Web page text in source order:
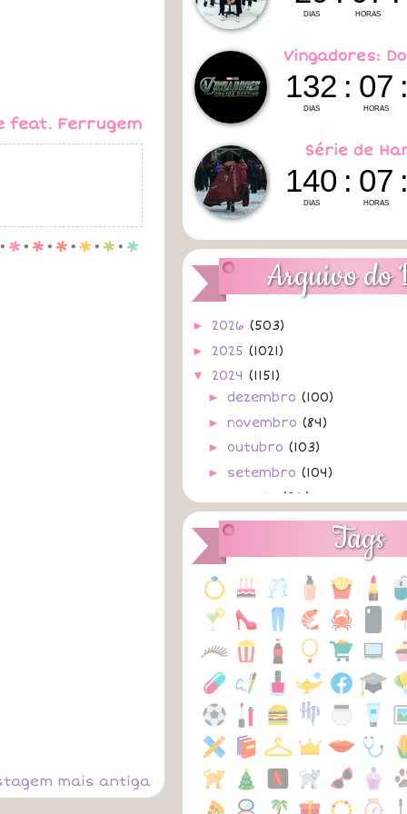
feat. Ferrugem
. p . p . p . p . p . p
mais antiga
Vingadores:
Série de
Arquivo do
► 2026 (503)
► 2025 (1021)
▼ 2024 (1151)
► dezembro (100)
► novembro (84)
► outubro (103)
► setembro (104)
agosto (96)
►julho(84)
▼
A Era Amor
A 29/06/2024
A Saudades
A 28/06/2024
A E Se?
A 27/06/2024
A Sensação
A Os Farofeiros 2
A 26/06/2024
A Ponto Final
Tags